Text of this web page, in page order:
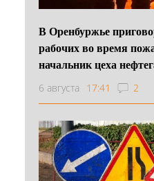
В Оренбуржье
рабочих во время
начальник цеха
6 августа 17:41 2